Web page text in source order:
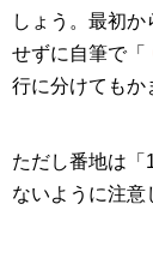
しょう。最初
せずに自筆で「
行に分けてもか
ただし番地は「
ないように注意